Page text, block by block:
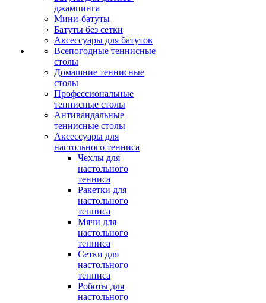
джампинга
Мини-батуты
Батуты без сетки
Аксессуары для батутов
Всепогодные теннисные
столы
Домашние теннисные
столы
Профессиональные
теннисные столы
Антивандальные
теннисные столы
Аксессуары для
настольного тенниса
Чехлы для
настольного
тенниса
Ракетки для
настольного
тенниса
Мячи для
настольного
тенниса
Сетки для
настольного
тенниса
Роботы для
настольного